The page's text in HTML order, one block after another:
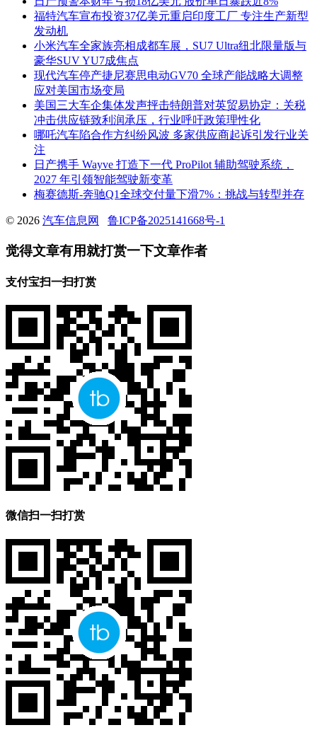
福特汽车宣布投资37亿美元重启印度工厂 专注生产新型
发动机
小米汽车全家族亮相成都车展，SU7 Ultra纽北限量版与
豪华SUV YU7成焦点
现代汽车停产捷尼赛思电动GV70 全球产能战略大调整
应对美国市场变局
美国三大车企集体发声抨击特朗普对英贸易协定：关税
冲击供应链致利润承压，行业呼吁政策理性化
哪吒汽车陷合作方纠纷风波 多家供应商起诉引发行业关
注
日产携手 Wayve 打造下一代 ProPilot 辅助驾驶系统，
2027 年引领智能驾驶新变革
梅赛德斯-奔驰Q1全球交付量下滑7%：挑战与转型并存
© 2026 汽车信息网 鲁ICP备2025141668号-1
觉得文章有用就打赏一下文章作者
支付宝扫一扫打赏
微信扫一扫打赏